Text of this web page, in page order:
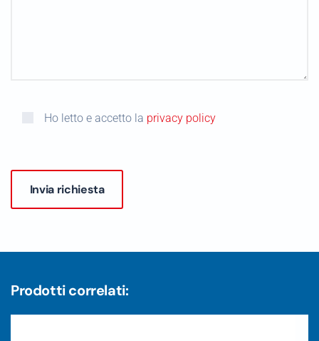
Ho letto e accetto la privacy policy
Prodotti correlati: